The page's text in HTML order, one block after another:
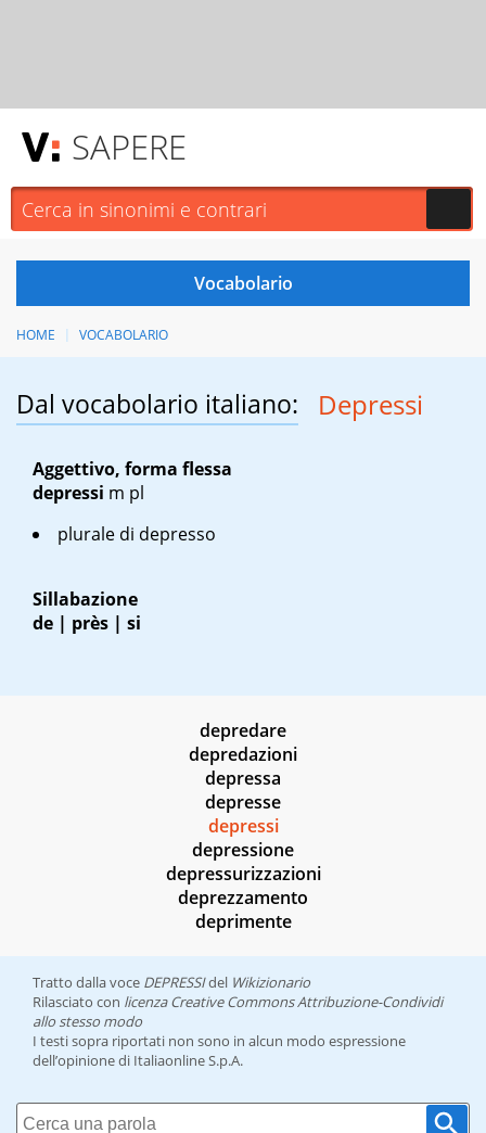
SAPERE
HOME VOCABOLARIO
Dal vocabolario italiano: Depressi
Aggettivo, forma flessa
depressi m pl
plurale di depresso
Sillabazione
de | près | si
depredare
depredazioni
depressa
depresse
depressi
depressione
depressurizzazioni
deprezzamento
deprimente
Tratto dalla voce DEPRESSIdel Wikizionario
Rilasciato con licenza Creative Commons Attribuzione-Condividi
allo stesso modo
I testi sopra riportati non sono in alcun modo espressione
dell’opinione di Italiaonline S.p.A.